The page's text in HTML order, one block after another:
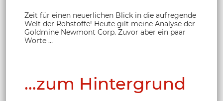
Zeit für einen neuerlichen Blick in die aufregende
Welt der Rohstoffe! Heute gilt meine Analyse der
Goldmine Newmont Corp. Zuvor aber ein paar
Worte …
…zum Hintergrund